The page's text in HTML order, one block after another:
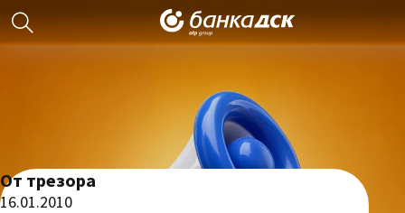
От трезора
16.01.2010